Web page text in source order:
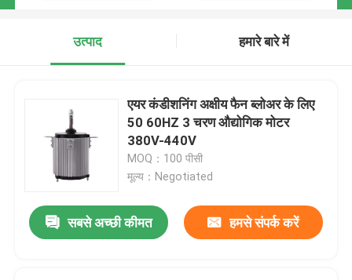
उत्पाद हमारे बारे में
एयर कंडीशनिंग अक्षीय फैन ब्लोअर के लिए
50 60HZ 3 चरण औद्योगिक मोटर
380V-440V
MOQ：100 पीसी
मूल्य：Negotiated
सबसे अच्छी कीमत हमसे संपर्क करें